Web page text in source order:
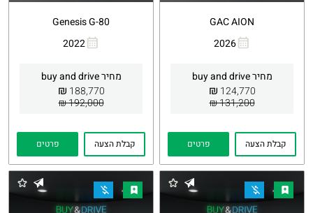
GAC AION
2026
מחיר buy and drive
124,770
₪
131,200 ₪
Whatsapp
קבלת הצעה פרטים
Genesis G-80
2022
מחיר buy and drive
188,770
₪
192,000 ₪
Whatsapp
קבלת הצעה פרטים